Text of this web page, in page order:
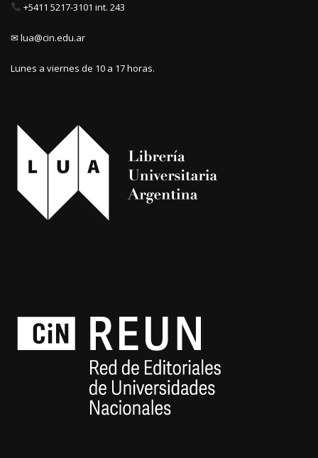
+5411 5217-3101 int. 243
✉ lua@cin.edu.ar
Lunes a viernes de 10 a 17 horas.